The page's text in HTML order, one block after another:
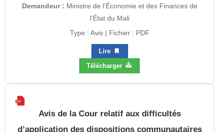
Demandeur : Ministre de l’Économie et des Finances de
l’État du Mali
Type : Avis | Fichier : PDF
Lire
Télécharger
Avis de la Cour relatif aux difficultés
d’application des dispositions communautaires